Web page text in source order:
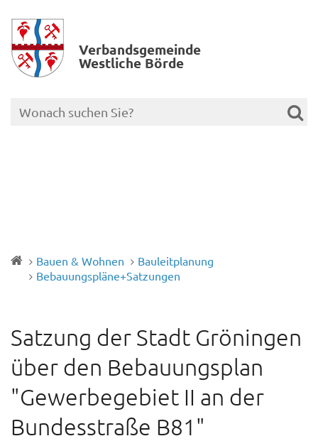
Verbands­gemeinde
Westliche Börde
Bauen & Wohnen
Bauleitplanung
Bebauungspläne+Satzungen
Satzung der Stadt Gröningen
über den Bebauungsplan
"Gewerbegebiet II an der
Bundesstraße B81"